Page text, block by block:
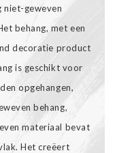
niet-geweven
behang, met een
decoratie product
is geschikt voor
opgehangen,
behang,
materiaal bevat
Het creëert